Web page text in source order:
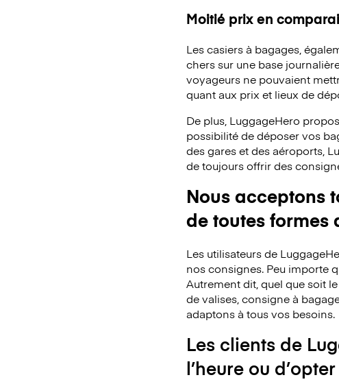
Moitié prix en
Les casiers à bagages,
chers sur une base
voyageurs ne pouvaient
quant aux prix et lieux de
De plus, LuggageHero
possibilité de déposer vos
des gares et des aéroports,
de toujours offrir des
Nous acceptons
de toutes formes
Les utilisateurs de
nos consignes. Peu importe
Autrement dit, quel que soit
de valises, consigne à
adaptons à tous vos besoins.
Les clients de
l’heure ou